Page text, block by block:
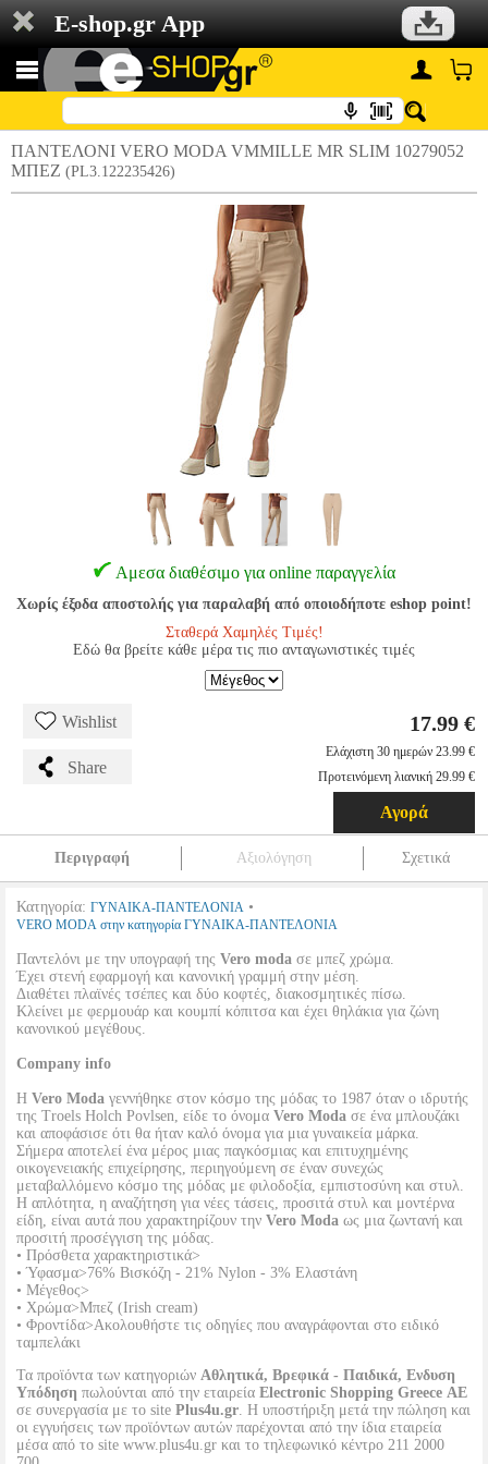
E-shop.gr App
ΠΑΝΤΕΛΟΝΙ VERO MODA VMMILLE MR SLIM 10279052
ΜΠΕΖ (PL3.122235426)
Αμεσα διαθέσιμο για online παραγγελία
Χωρίς έξοδα αποστολής για παραλαβή από οποιοδήποτε eshop point!
Σταθερά Χαμηλές Τιμές!
Εδώ θα βρείτε κάθε μέρα τις πιο ανταγωνιστικές τιμές
Wishlist
Share
17.99 €
Ελάχιστη 30 ημερών 23.99 €
Προτεινόμενη λιανική 29.99 €
Αγορά
Περιγραφή Αξιολόγηση Σχετικά
Κατηγορία: ΓΥΝΑΙΚΑ-ΠΑΝΤΕΛΟΝΙΑ •
VERO MODA στην κατηγορία ΓΥΝΑΙΚΑ-ΠΑΝΤΕΛΟΝΙΑ
Παντελόνι με την υπογραφή της Vero moda σε μπεζ χρώμα.
Έχει στενή εφαρμογή και κανονική γραμμή στην μέση.
Διαθέτει πλαϊνές τσέπες και δύο κοφτές, διακοσμητικές πίσω.
Κλείνει με φερμουάρ και κουμπί κόπιτσα και έχει θηλάκια για ζώνη
κανονικού μεγέθους.
Company info
Η Vero Moda γεννήθηκε στον κόσμο της μόδας το 1987 όταν ο ιδρυτής
της Troels Holch Povlsen, είδε το όνομα Vero Moda σε ένα μπλουζάκι
και αποφάσισε ότι θα ήταν καλό όνομα για μια γυναικεία μάρκα.
Σήμερα αποτελεί ένα μέρος μιας παγκόσμιας και επιτυχημένης
οικογενειακής επιχείρησης, περιηγούμενη σε έναν συνεχώς
μεταβαλλόμενο κόσμο της μόδας με φιλοδοξία, εμπιστοσύνη και στυλ.
Η απλότητα, η αναζήτηση για νέες τάσεις, προσιτά στυλ και μοντέρνα
είδη, είναι αυτά που χαρακτηρίζουν την Vero Moda ως μια ζωντανή και
προσιτή προσέγγιση της μόδας.
• Πρόσθετα χαρακτηριστικά>
• Ύφασμα>76% Βισκόζη - 21% Nylon - 3% Ελαστάνη
• Μέγεθος>
• Χρώμα>Μπεζ (Irish cream)
• Φροντίδα>Ακολουθήστε τις οδηγίες που αναγράφονται στο ειδικό
ταμπελάκι
Τα προϊόντα των κατηγοριών Αθλητικά, Βρεφικά - Παιδικά, Ενδυση
Υπόδηση πωλούνται από την εταιρεία Electronic Shopping Greece ΑΕ
σε συνεργασία με το site Plus4u.gr. Η υποστήριξη μετά την πώληση και
οι εγγυήσεις των προϊόντων αυτών παρέχονται από την ίδια εταιρεία
μέσα από το site www.plus4u.gr και το τηλεφωνικό κέντρο 211 2000